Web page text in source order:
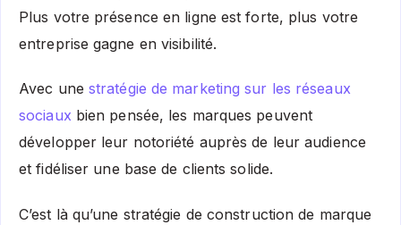
Plus votre présence en ligne est forte, plus votre
entreprise gagne en visibilité.
Avec une stratégie de marketing sur les réseaux
sociaux bien pensée, les marques peuvent
développer leur notoriété auprès de leur audience
et fidéliser une base de clients solide.
C’est là qu’une stratégie de construction de marque